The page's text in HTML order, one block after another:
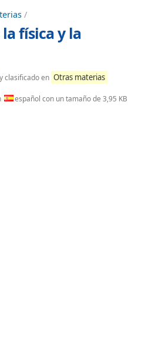
/
física y la
y clasificado en Otras materias
español con un tamaño de 3,95 KB